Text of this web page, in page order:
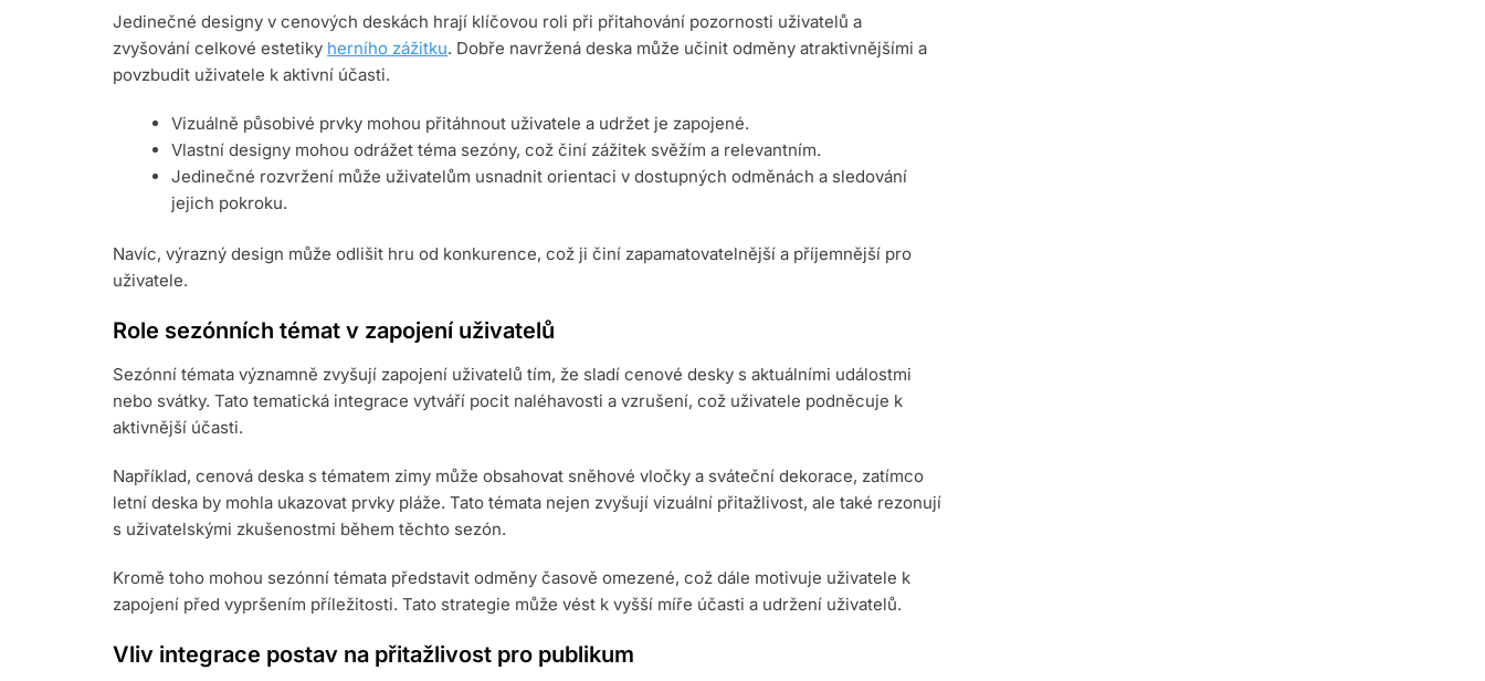
Jedinečné designy v cenových deskách hrají klíčovou roli při přitahování pozornosti uživatelů a
zvyšování celkové estetiky herního zážitku. Dobře navržená deska může učinit odměny atraktivnějšími a
povzbudit uživatele k aktivní účasti.
Vizuálně působivé prvky mohou přitáhnout uživatele a udržet je zapojené.
Vlastní designy mohou odrážet téma sezóny, což činí zážitek svěžím a relevantním.
Jedinečné rozvržení může uživatelům usnadnit orientaci v dostupných odměnách a sledování
jejich pokroku.
Navíc, výrazný design může odlišit hru od konkurence, což ji činí zapamatovatelnější a příjemnější pro
uživatele.
Role sezónních témat v zapojení uživatelů
Sezónní témata významně zvyšují zapojení uživatelů tím, že sladí cenové desky s aktuálními událostmi
nebo svátky. Tato tematická integrace vytváří pocit naléhavosti a vzrušení, což uživatele podněcuje k
aktivnější účasti.
Například, cenová deska s tématem zimy může obsahovat sněhové vločky a sváteční dekorace, zatímco
letní deska by mohla ukazovat prvky pláže. Tato témata nejen zvyšují vizuální přitažlivost, ale také rezonují
s uživatelskými zkušenostmi během těchto sezón.
Kromě toho mohou sezónní témata představit odměny časově omezené, což dále motivuje uživatele k
zapojení před vypršením příležitosti. Tato strategie může vést k vyšší míře účasti a udržení uživatelů.
Vliv integrace postav na přitažlivost pro publikum